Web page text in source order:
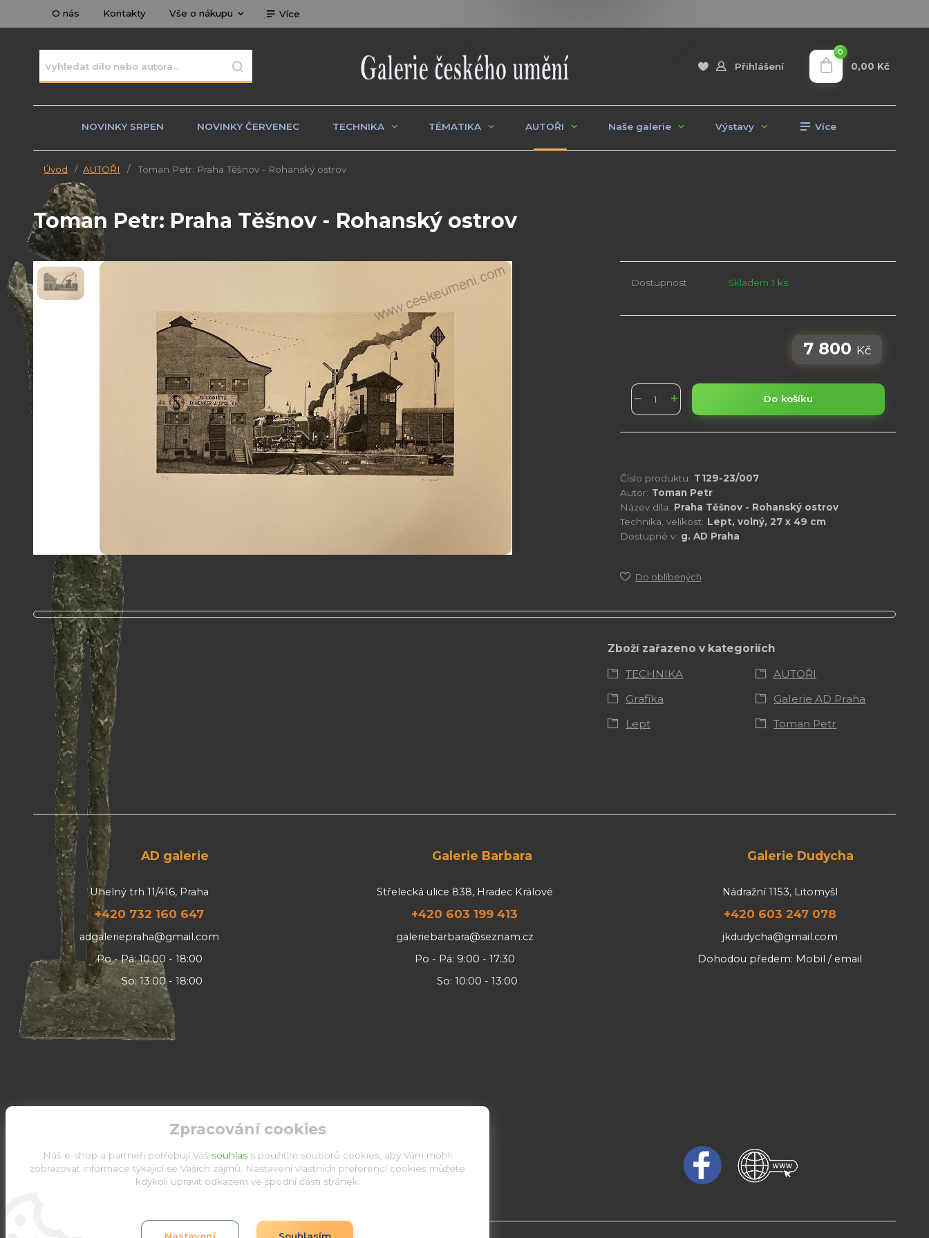
O nás Kontakty Vše o nákupu Více
Přihlášení
0
0,00 Kč
NOVINKY SRPEN NOVINKY ČERVENEC TECHNIKA TÉMATIKA AUTOŘI Naše galerie Výstavy Více
Úvod AUTOŘI Toman Petr: Praha Těšnov - Rohanský ostrov
Toman Petr: Praha Těšnov - Rohanský ostrov
Dostupnost Skladem 1 ks
7 800 Kč
Do košíku
Číslo produktu: T129-23/007
Autor: Toman Petr
Název díla: Praha Těšnov - Rohanský ostrov
Technika, velikost: Lept, volný, 27 x 49 cm
Dostupné v: g. AD Praha
Do oblíbených
Zboží zařazeno v kategoriích
TECHNIKA
AUTOŘI
Grafika
Galerie AD Praha
Lept
Toman Petr
AD galerie
Uhelný trh 11/416, Praha
+420 732 160 647
adgaleriepraha@gmail.com
Po - Pá: 10:00 - 18:00
So: 13:00 - 18:00
Galerie Barbara
Střelecká ulice 838, Hradec Králové
+420 603 199 413
galeriebarbara@seznam.cz
Po - Pá: 9:00 - 17:30
So: 10:00 - 13:00
Galerie Dudycha
Nádražní 1153, Litomyšl
+420 603 247 078
jkdudycha@gmail.com
Dohodou předem: Mobil / email
Zpracování cookies
Náš e-shop a partneři potřebují Váš souhlas s použitím souborů cookies, aby Vám mohli
zobrazovat informace týkající se Vašich zájmů. Nastavení vlastních preferencí cookies můžete
kdykoli upravit odkazem ve spodní části stránek.